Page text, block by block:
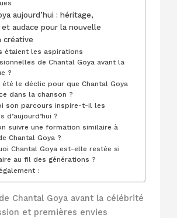
aujourd’hui : héritage,
audace pour la nouvelle
créative
étaient les aspirations
de Chantal Goya avant la
?
été le déclic pour que Chantal Goya
dans la chanson ?
son parcours inspire-t-il les
d’aujourd’hui ?
suivre une formation similaire à
Chantal Goya ?
Chantal Goya est-elle restée si
au fil des générations ?
:
Chantal Goya avant la célébrité
et premières envies